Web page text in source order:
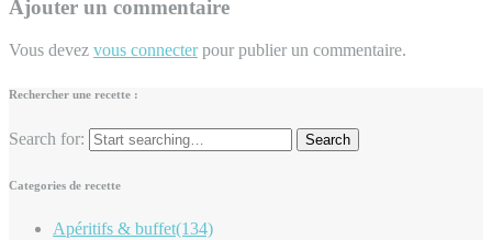
Ajouter un commentaire
Vous devez vous connecterpour publier un commentaire.
Rechercher une recette :
Search for:
Categories de recette
Apéritifs & buffet(134)